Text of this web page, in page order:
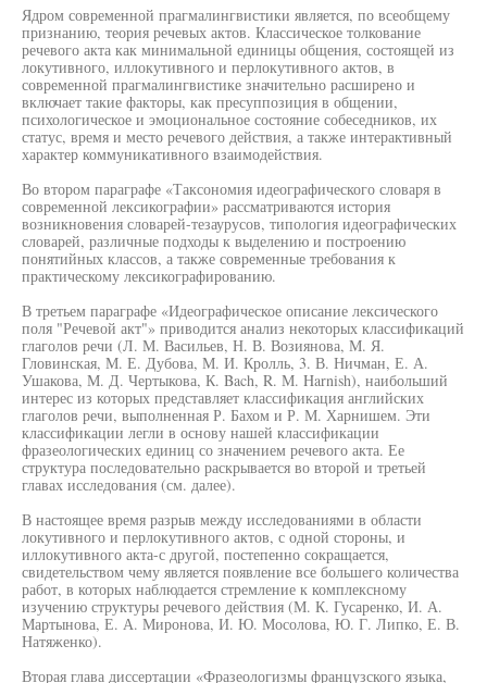
Ядром современной прагмалингвистики является, по всеобщему
признанию, теория речевых актов. Классическое толкование
речевого акта как минимальной единицы общения, состоящей из
локутивного, иллокутивного и перлокутивного актов, в
современной прагмалингвистике значительно расширено и
включает такие факторы, как пресуппозиция в общении,
психологическое и эмоциональное состояние собеседников, их
статус, время и место речевого действия, а также интерактивный
характер коммуникативного взаимодействия.
Во втором параграфе «Таксономия идеографического словаря в
современной лексикографии» рассматриваются история
возникновения словарей-тезаурусов, типология идеографических
словарей, различные подходы к выделению и построению
понятийных классов, а также современные требования к
практическому лексикографированию.
В третьем параграфе «Идеографическое описание лексического
поля "Речевой акт"» приводится анализ некоторых классификаций
глаголов речи (Л. М. Васильев, Н. В. Возиянова, М. Я.
Гловинская, М. Е. Дубова, М. И. Кролль, 3. В. Ничман, Е. А.
Ушакова, М. Д. Чертыкова, К. Bach, R. М. Harnish), наибольший
интерес из которых представляет классификация английских
глаголов речи, выполненная Р. Бахом и Р. М. Харнишем. Эти
классификации легли в основу нашей классификации
фразеологических единиц со значением речевого акта. Ее
структура последовательно раскрывается во второй и третьей
главах исследования (см. далее).
В настоящее время разрыв между исследованиями в области
локутивного и перлокутивного актов, с одной стороны, и
иллокутивного акта-с другой, постепенно сокращается,
свидетельством чему является появление все большего количества
работ, в которых наблюдается стремление к комплексному
изучению структуры речевого действия (М. К. Гусаренко, И. А.
Мартынова, Е. А. Миронова, И. Ю. Мосолова, Ю. Г. Липко, Е. В.
Натяженко).
Вторая глава диссертации «Фразеологизмы французского языка,